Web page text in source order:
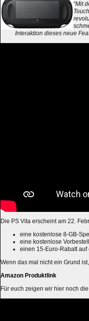
“Mit
Interaktion dieses neue
Die PS Vita erscheint am 22.
eine kostenlose 8-GB-
eine kostenlose
einen 15-Euro-Rabatt auf
Wenn das mal nicht ein Grund
Amazon Produktlink
Für euch zeigen wir hier noch